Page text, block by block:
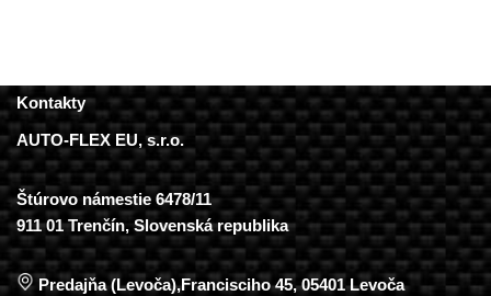
Kontakty
AUTO-FLEX EU, s.r.o.
Štúrovo námestie 6478/11
911 01 Trenčín, Slovenská republika
Predajňa (Levoča),Francisciho 45, 05401 Levoča